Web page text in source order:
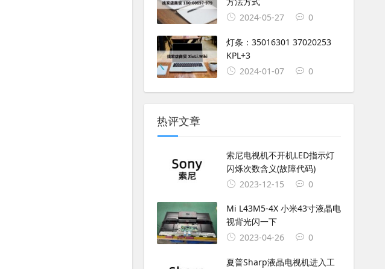
2024-05-27
0
灯条：35016301 37020253
KPL+3
2024-01-07
0
热评文章
索尼电视机不开机LED指示灯
闪烁次数含义(故障代码)
2023-12-15
0
Mi L43M5-4X 小米43寸液晶电
视背光闪一下
2023-04-26
0
夏普Sharp液晶电视机进入工